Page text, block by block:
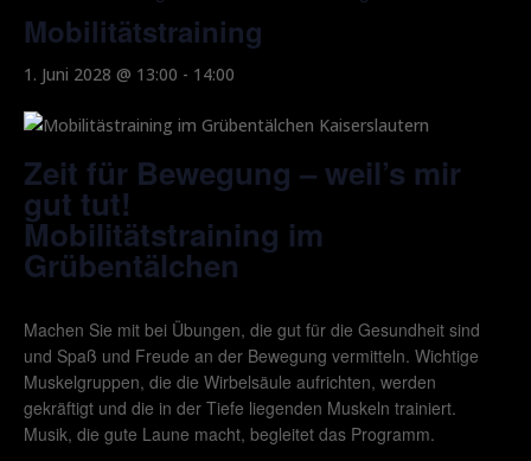
Mobilitätstraining
1. Juni 2028 @ 13:00 - 14:00
Zeit für Bewegung – weil’s mir
gut tut!
Mobilitätstraining im
Grübentälchen
Machen Sie mit bei Übungen, die gut für die Gesundheit sind
und Spaß und Freude an der Bewegung vermitteln. Wichtige
Muskelgruppen, die die Wirbelsäule aufrichten, werden
gekräftigt und die in der Tiefe liegenden Muskeln trainiert.
Musik, die gute Laune macht, begleitet das Programm.